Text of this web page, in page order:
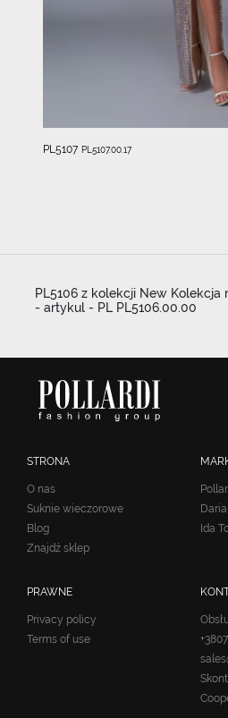
PL5107 PL5107.00.17
PL5106 z kolekcji New Kolekcja
- artykul - PL PL5106.00.00
STRONA
O nas
Suknie wieczorowe
Blog
Znajdź sklep
Ida
PRAWNE
Privacy policy
Terms of use